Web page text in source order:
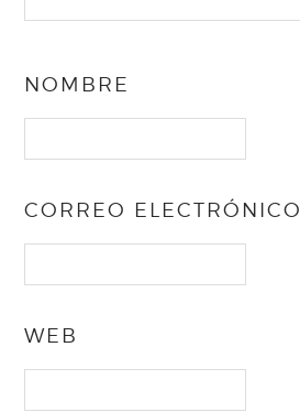
NOMBRE
CORREO ELECTRÓNICO
WEB